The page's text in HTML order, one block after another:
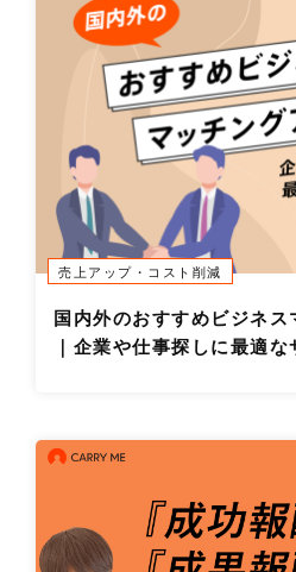
国内外のおすすめビジネ
｜企業や仕事探しに最適
売上アップ・コスト削減